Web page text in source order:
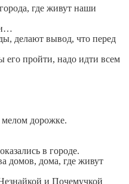
где живут наши
делают вывод, что перед
его пройти, надо идти всем
мелом дорожке.
в городе.
домов, дома, где живут
и Почемучкой